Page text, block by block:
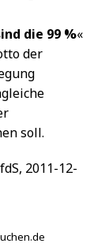
die 99 %«
der
soll.
2011-12-